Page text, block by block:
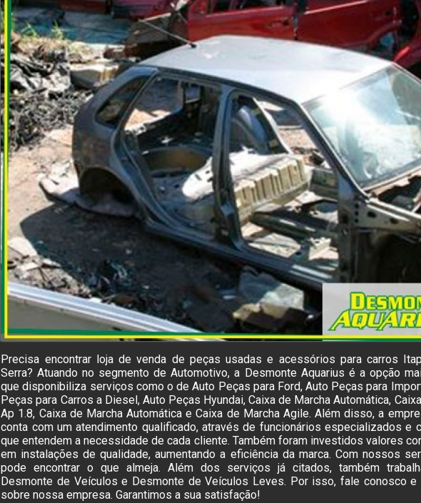
Precisa encontrar loja de venda de peças usadas e acessórios para carros
Serra? Atuando no segmento de Automotivo, a Desmonte Aquarius é a opção
que disponibiliza serviços como o de Auto Peças para Ford, Auto Peças para
Peças para Carros a Diesel, Auto Peças Hyundai, Caixa de Marcha Automática,
Ap 1.8, Caixa de Marcha Automática e Caixa de Marcha Agile. Além disso, a
conta com um atendimento qualificado, através de funcionários especializados e
que entendem a necessidade de cada cliente. Também foram investidos valores
em instalações de qualidade, aumentando a eficiência da marca. Com nossos
pode encontrar o que almeja. Além dos serviços já citados, também
Desmonte de Veículos e Desmonte de Veículos Leves. Por isso, fale conosco e
sobre nossa empresa. Garantimos a sua satisfação!